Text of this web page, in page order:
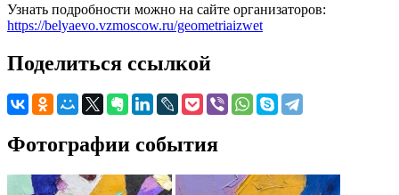
Узнать подробности можно на сайте организаторов:
https://belyaevo.vzmoscow.ru/geometriaizwet
Поделиться ссылкой
Фотографии события